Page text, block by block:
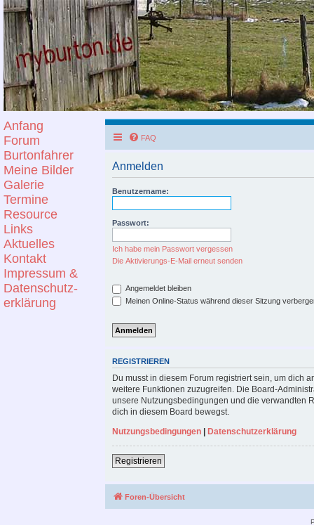
Anfang
Forum
Burtonfahrer
Meine Bilder
Galerie
Termine
Resource
Links
Aktuelles
Kontakt
Impressum &
Datenschutz-
erklärung
FAQ
Anmelden
Benutzername:
Passwort:
Ich habe mein Passwort vergessen
Die Aktivierungs-E-Mail erneut senden
Angemeldet bleiben
Meinen Online-Status während dieser Sitzung
REGISTRIEREN
Du musst in diesem Forum registriert sein, um dich
weitere Funktionen zuzugreifen. Die Board-
unsere Nutzungsbedingungen und die verwandten
dich in diesem Board bewegst.
Nutzungsbedingungen | Datenschutzerklärung
Registrieren
Foren-Übersicht